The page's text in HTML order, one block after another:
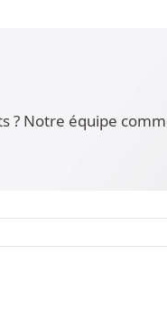
? Notre équipe